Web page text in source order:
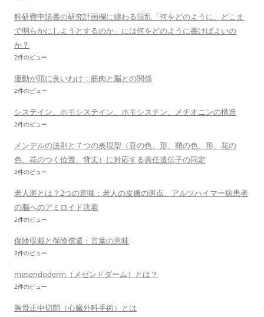
科研費申請書の研究計画欄に纏わる混乱「何をどのように、どこま
で明らかにしようとするのか」には何をどのように書けばよいの
か？
2件のビュー
運動が頭に良いわけ：筋肉と脳との関係
2件のビュー
システイン、ホモシステイン、ホモシスチン、メチオニンの構造
2件のビュー
メンデルの法則と７つの表現型（豆の色、形、鞘の色、形、花の
色、花のつく位置、背丈）に対応する責任遺伝子の同定
2件のビュー
老人斑とは？2つの意味：老人の皮膚の斑点、アルツハイマー病患者
の脳へのアミロイド沈着
2件のビュー
保険収載と保険償還：言葉の意味
2件のビュー
mesendoderm（メゼンドダーム）とは？
2件のビュー
胸骨正中切開（心臓外科手術）とは